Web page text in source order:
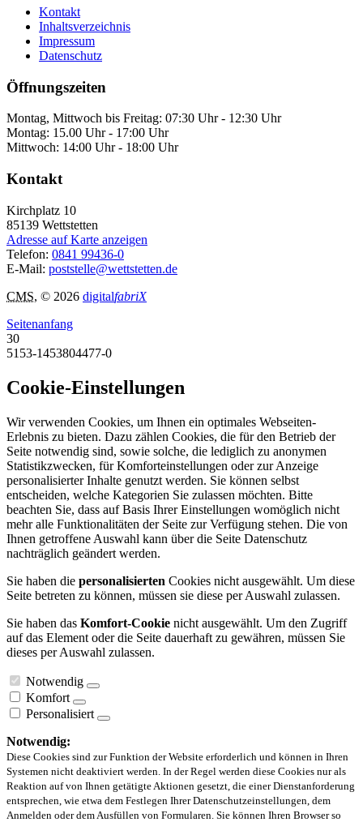
Kontakt
Inhaltsverzeichnis
Impressum
Datenschutz
Öffnungszeiten
Montag, Mittwoch bis Freitag: 07:30 Uhr - 12:30 Uhr
Montag: 15.00 Uhr - 17:00 Uhr
Mittwoch: 14:00 Uhr - 18:00 Uhr
Kontakt
Kirchplatz 10
85139 Wettstetten
Adresse auf Karte anzeigen
Telefon: 0841 99436-0
E-Mail: poststelle@wettstetten.de
CMS, © 2026 digitalfabriX
Seitenanfang
30
5153-1453804477-0
Cookie-Einstellungen
Wir verwenden Cookies, um Ihnen ein optimales Webseiten-
Erlebnis zu bieten. Dazu zählen Cookies, die für den Betrieb der
Seite notwendig sind, sowie solche, die lediglich zu anonymen
Statistikzwecken, für Komforteinstellungen oder zur Anzeige
personalisierter Inhalte genutzt werden. Sie können selbst
entscheiden, welche Kategorien Sie zulassen möchten. Bitte
beachten Sie, dass auf Basis Ihrer Einstellungen womöglich nicht
mehr alle Funktionalitäten der Seite zur Verfügung stehen. Die von
Ihnen getroffene Auswahl kann über die Seite Datenschutz
nachträglich geändert werden.
Sie haben die personalisierten Cookies nicht ausgewählt. Um diese
Seite betreten zu können, müssen sie diese per Auswahl zulassen.
Sie haben das Komfort-Cookie nicht ausgewählt. Um den Zugriff
auf das Element oder die Seite dauerhaft zu gewähren, müssen Sie
dieses per Auswahl zulassen.
Notwendig
Komfort
Personalisiert
Notwendig:
Diese Cookies sind zur Funktion der Website erforderlich und können in Ihren
Systemen nicht deaktiviert werden. In der Regel werden diese Cookies nur als
Reaktion auf von Ihnen getätigte Aktionen gesetzt, die einer Dienstanforderung
entsprechen, wie etwa dem Festlegen Ihrer Datenschutzeinstellungen, dem
Anmelden oder dem Ausfüllen von Formularen. Sie können Ihren Browser so